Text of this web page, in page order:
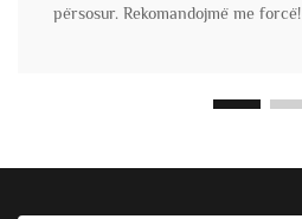
përsosur. Rekomandojmë me forcë!